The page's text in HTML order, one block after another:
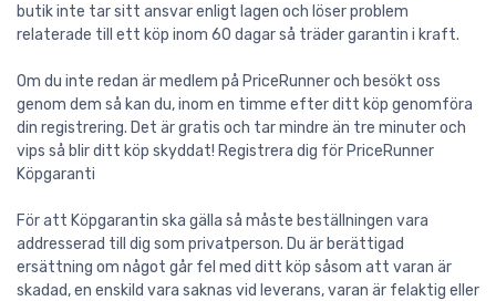
butik inte tar sitt ansvar enligt lagen och löser problem
relaterade till ett köp inom 60 dagar så träder garantin i kraft.
Om du inte redan är medlem på PriceRunner och besökt oss
genom dem så kan du, inom en timme efter ditt köp genomföra
din registrering. Det är gratis och tar mindre än tre minuter och
vips så blir ditt köp skyddat! Registrera dig för PriceRunner
Köpgaranti
För att Köpgarantin ska gälla så måste beställningen vara
addresserad till dig som privatperson. Du är berättigad
ersättning om något går fel med ditt köp såsom att varan är
skadad, en enskild vara saknas vid leverans, varan är felaktig eller